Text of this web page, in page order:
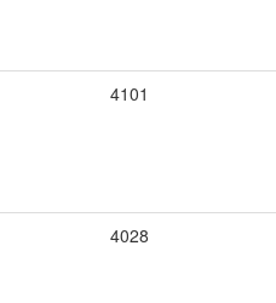
4101
4028